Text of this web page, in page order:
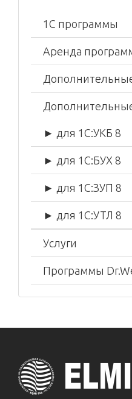
1С программы
Аренда
► для 1С:УКБ 8
► для 1С:БУХ 8
► для 1С:ЗУП 8
► для 1С:УТЛ 8
Услуги
Программы